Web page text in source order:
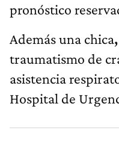
pronóstico
Además una chica
traumatismo de
asistencia
Hospital de